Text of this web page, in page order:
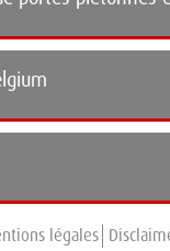
pour portes
légales